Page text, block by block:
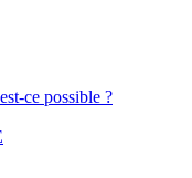
ce possible ?